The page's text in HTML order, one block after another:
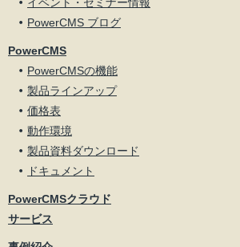
PowerCMS ブログ
PowerCMS
PowerCMSの機能
製品ラインアップ
価格表
動作環境
製品資料ダウンロード
ドキュメント
PowerCMSクラウド
サービス